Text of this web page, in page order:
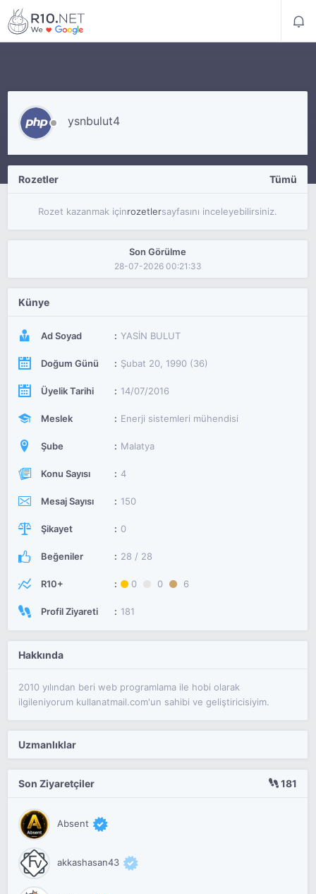
ysnbulut4
Rozetler Tümü
Rozet kazanmak içinrozetlersayfasını inceleyebilirsiniz.
Son Görülme
28-07-2026 00:21:33
Künye
Ad Soyad YASİN BULUT
Doğum Günü Şubat 20, 1990 (36)
Üyelik Tarihi 14/07/2016
Meslek Enerji sistemleri mühendisi
Şube Malatya
Konu Sayısı 4
Mesaj Sayısı 150
Şikayet 0
Beğeniler 28 / 28
R10+ 0 0 6
Profil Ziyareti 181
Hakkında
2010 yılından beri web programlama ile hobi olarak
ilgileniyorum kullanatmail.com'un sahibi ve geliştiricisiyim.
Uzmanlıklar
Son Ziyaretçiler 181
Absent
akkashasan43